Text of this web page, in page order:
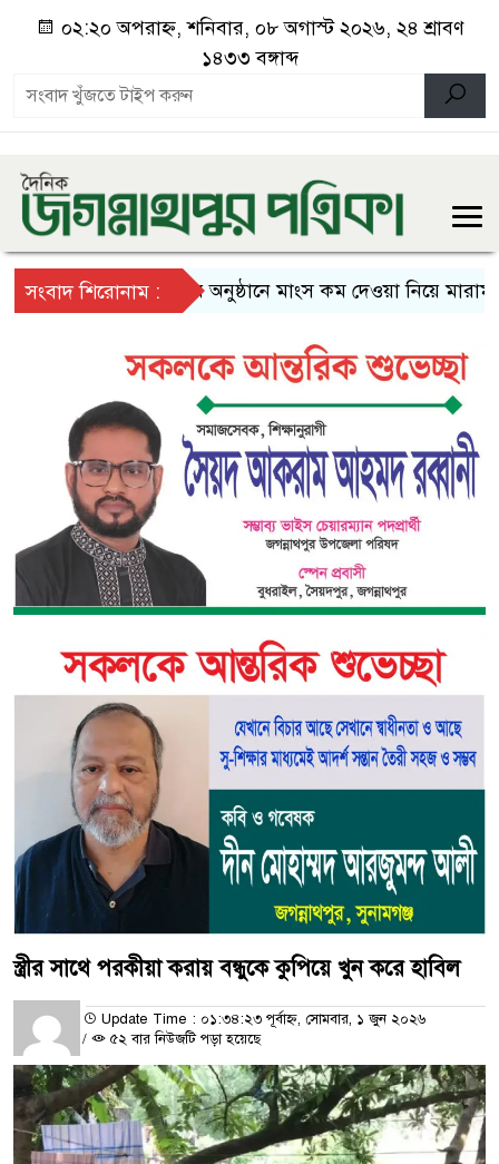
০২:২০ অপরাহ্ন, শনিবার, ০৮ অগাস্ট ২০২৬, ২৪ শ্রাবণ
১৪৩৩ বঙ্গাব্দ
সংবাদ শিরোনাম :বিয়ের অনুষ্ঠানে মাংস কম দেওয়া নিয়ে মারামারি,
স্ত্রীর সাথে পরকীয়া করায় বন্ধুকে কুপিয়ে খুন করে হাবিল
Update Time : ০১:৩৪:২৩ পূর্বাহ্ন, সোমবার, ১ জুন ২০২৬
/
৫২ বার নিউজটি পড়া হয়েছে